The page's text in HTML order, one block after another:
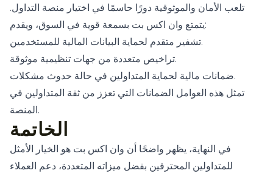
تلعب الأمان والموثوقية دورًا حاسمًا في اختيار منصة التداول.
يتمتع وان اكس بت بسمعة قوية في السوق، ويقدم:
تشفير متقدم لحماية البيانات المالية للمستخدمين.
تراخيص متعددة من جهات تنظيمية موثوقة.
ضمانات مالية لحماية المتداولين في حالة حدوث مشكلات.
تمثل هذه العوامل الضمانات التي تعزز من ثقة المتداولين في
المنصة.
الخاتمة
في النهاية، يظهر واضحًا أن وان اكس بت هو الخيار الأمثل
للمتداولين المحترفين بفضل ميزاته المتعددة، دعم العملاء